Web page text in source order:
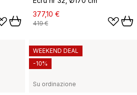
377,10 €
419 €
Su ordinazione
WEEKEND DEAL
-10%